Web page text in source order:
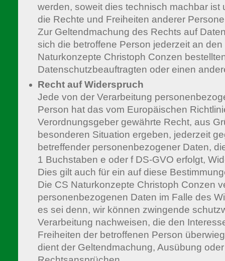
werden, soweit dies technisch machbar ist
die Rechte und Freiheiten anderer
Zur Geltendmachung des Rechts auf
sich die betroffene Person jederzeit an
Naturkonzepte Christoph Conzen
Datenschutzbeauftragten oder einen
Recht auf Widerspruch
Jede von der Verarbeitung
Person hat das vom Europäischen
Verordnungsgeber gewährte Recht, aus
besonderen Situation ergeben, jederzeit
betreffender personenbezogener Daten,
1 Buchstaben e oder f DS-GVO erfolgt,
Dies gilt auch für ein auf diese
Die CS Naturkonzepte Christoph Conzen
personenbezogenen Daten im Falle des
es sei denn, wir können zwingende
Verarbeitung nachweisen, die den
Freiheiten der betroffenen Person
dient der Geltendmachung, Ausübung